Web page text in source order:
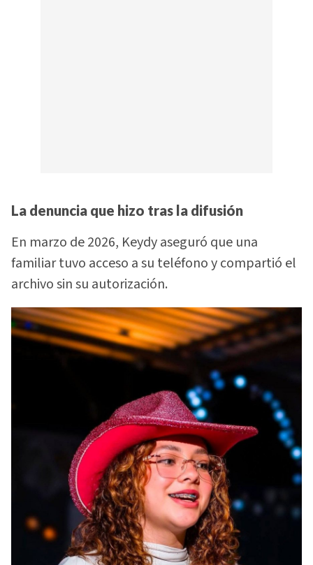
La denuncia que hizo tras la difusión
En marzo de 2026, Keydy aseguró que una
familiar tuvo acceso a su teléfono y compartió el
archivo sin su autorización.